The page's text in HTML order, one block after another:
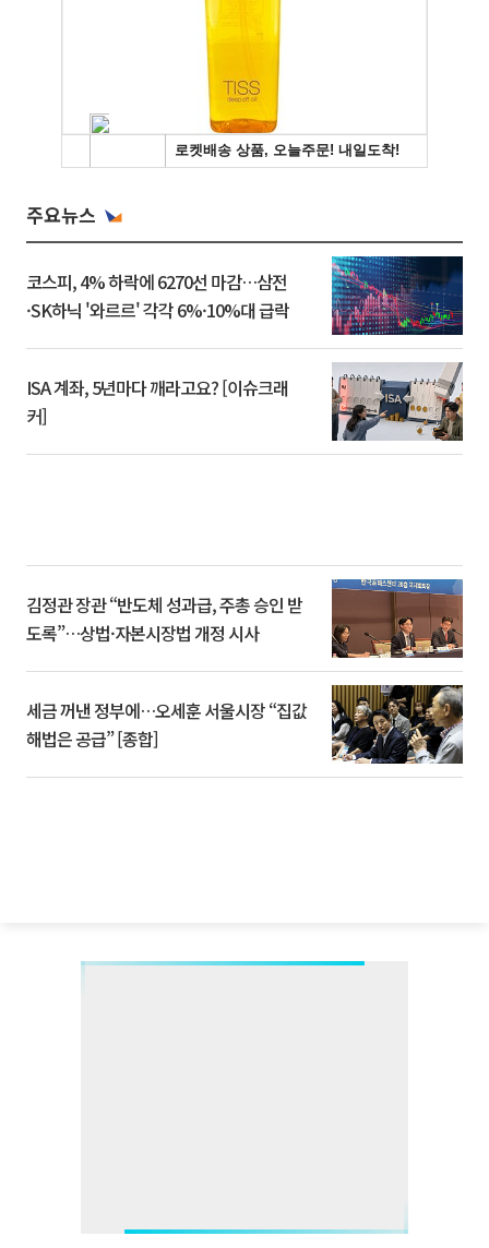
주요뉴스
코스피, 4% 하락에 6270선 마감…삼전
·SK하닉 '와르르' 각각 6%·10%대 급락
ISA 계좌, 5년마다 깨라고요? [이슈크래
커]
김정관 장관 “반도체 성과급, 주총 승인 받
도록”…상법·자본시장법 개정 시사
세금 꺼낸 정부에…오세훈 서울시장 “집값
해법은 공급” [종합]